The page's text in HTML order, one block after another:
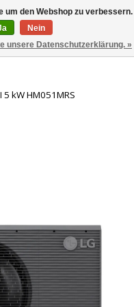
Ihr
5 kW HM051MRS
um den Webshop zu verbessern.
Nein
unsere Datenschutzerklärung. »